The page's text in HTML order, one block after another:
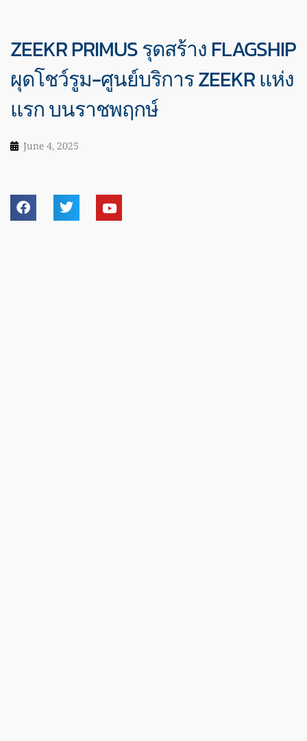
ZEEKR PRIMUS รุดสร้าง FLAGSHIP
ผุดโชว์รูม-ศูนย์บริการ ZEEKR แห่ง
แรก บนราชพฤกษ์
June 4, 2025